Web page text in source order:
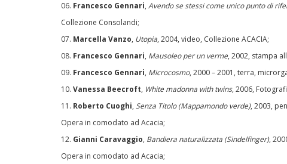
06. Francesco Gennari, Avendo se stessi come unico punto di
Collezione Consolandi;
07. Marcella Vanzo, Utopia, 2004, video, Collezione ACACIA;
08. Francesco Gennari, Mausoleo per un verme, 2002, stampa
09. Francesco Gennari, Microcosmo, 2000 – 2001, terra,
10. Vanessa Beecroft, White madonna with twins, 2006,
11. Roberto Cuoghi, Senza Titolo (Mappamondo verde), 2003,
Opera in comodato ad Acacia;
12. Gianni Caravaggio, Bandiera naturalizzata (Sindelfinger),
Opera in comodato ad Acacia;